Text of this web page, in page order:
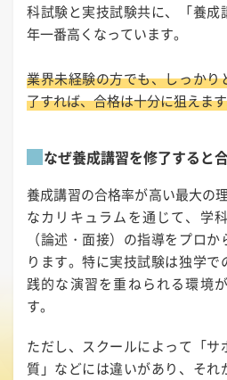
科試験と実技試験共に、「養成
年一番高くなっています。
業界未経験の方でも、しっかり
了すれば、合格は十分に狙えま
なぜ養成講習を修了すると
養成講習の合格率が高い最大の
なカリキュラムを通じて、学
（論述・面接）の指導をプロ
ります。特に実技試験は独学
践的な演習を重ねられる環境
す。
ただし、スクールによって「サ
質」などには違いがあり、それ